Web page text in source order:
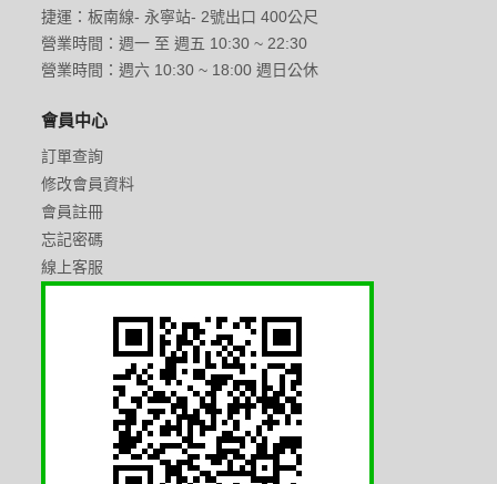
捷運：板南線- 永寧站- 2號出口 400公尺
營業時間：週一 至 週五 10:30 ~ 22:30
營業時間：週六 10:30 ~ 18:00 週日公休
會員中心
訂單查詢
修改會員資料
會員註冊
忘記密碼
線上客服